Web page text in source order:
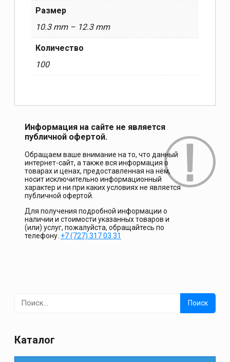
Размер
10.3 mm – 12.3 mm
Количество
100
Информация на сайте не является
публичной офертой.
Обращаем ваше внимание на то, что данный
интернет-сайт, а также вся информация о
товарах и ценах, предоставленная на нём,
носит исключительно информационный
характер и ни при каких условиях не является
публичной офертой.
Для получения подробной информации о
наличии и стоимости указанных товаров и
(или) услуг, пожалуйста, обращайтесь по
телефону. +7 (727) 317 03 31
Каталог